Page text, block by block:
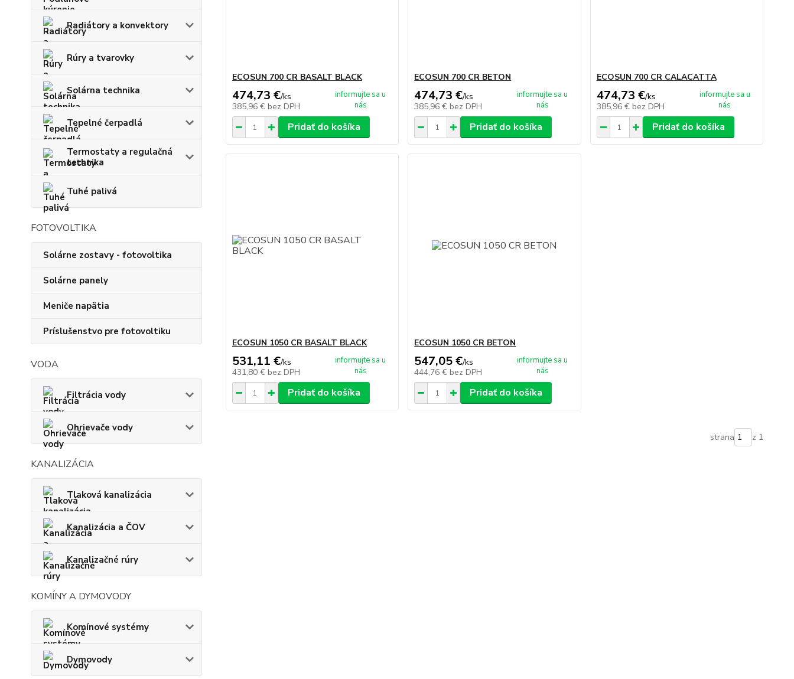
Radiátory a konvektory
Rúry a tvarovky
Solárna technika
Tepelné čerpadlá
Termostaty a regulačná
technika
Tuhé palivá
FOTOVOLTIKA
Solárne zostavy - fotovoltika
Solárne panely
Meniče napätia
Príslušenstvo pre fotovoltiku
VODA
Filtrácia vody
Ohrievače vody
KANALIZÁCIA
Tlaková kanalizácia
Kanalizácia a ČOV
Kanalizačné rúry
KOMÍNY A DYMOVODY
Komínové systémy
Dymovody
ECOSUN 700 CR BASALT BLACK
474,73 €/ks
385,96 € bez DPH
informujte sa u
nás
Pridať do košíka
ECOSUN 700 CR BETON
474,73 €/ks
385,96 € bez DPH
informujte sa u
nás
Pridať do košíka
ECOSUN 700 CR CALACATTA
474,73 €/ks
385,96 € bez DPH
informujte sa u
nás
Pridať do košíka
ECOSUN 1050 CR BASALT BLACK
531,11 €/ks
431,80 € bez DPH
informujte sa u
nás
Pridať do košíka
ECOSUN 1050 CR BETON
547,05 €/ks
444,76 € bez DPH
informujte sa u
nás
Pridať do košíka
strana z 1